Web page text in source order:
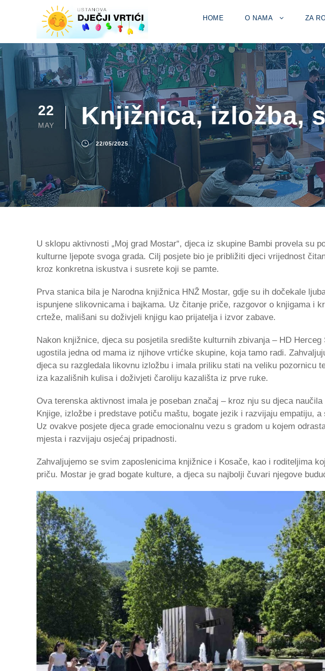
HOME O NAMA ZA
22
MAY Knjižnica, izložba,
22/05/2025
U sklopu aktivnosti „Moj grad Mostar“, djeca iz skupine Bambi provela su
kulturne ljepote svoga grada. Cilj posjete bio je približiti djeci vrijednost
kroz konkretna iskustva i susrete koji se pamte.
Prva stanica bila je Narodna knjižnica HNŽ Mostar, gdje su ih dočekale
ispunjene slikovnicama i bajkama. Uz čitanje priče, razgovor o knjigama i
crteže, mališani su doživjeli knjigu kao prijatelja i izvor zabave.
Nakon knjižnice, djeca su posjetila središte kulturnih zbivanja – HD Herceg
ugostila jedna od mama iz njihove vrtićke skupine, koja tamo radi.
djeca su razgledala likovnu izložbu i imala priliku stati na veliku pozornicu
iza kazališnih kulisa i doživjeti čaroliju kazališta iz prve ruke.
Ova terenska aktivnost imala je poseban značaj – kroz nju su djeca
Knjige, izložbe i predstave potiču maštu, bogate jezik i razvijaju empatiju,
Uz ovakve posjete djeca grade emocionalnu vezu s gradom u kojem
mjesta i razvijaju osjećaj pripadnosti.
Zahvaljujemo se svim zaposlenicima knjižnice i Kosače, kao i roditeljima
priču. Mostar je grad bogate kulture, a djeca su najbolji čuvari njegove